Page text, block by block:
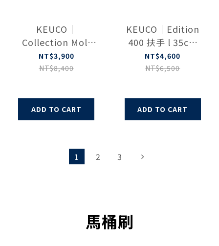
KEUCO｜
Collection Moll
grab rail chrome
12707010000
NT$3,900
NT$8,400
ADD TO CART
KEUCO｜Edition
400 扶手 l 35cm
(鉻色)
11507010000
NT$4,600
NT$6,500
ADD TO CART
1 2 3
馬桶刷